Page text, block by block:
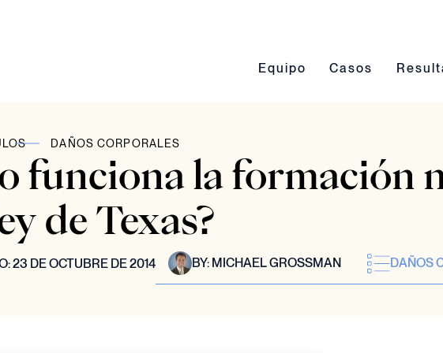
Conmutación del submenú
Equipo Conmutación del
Casos
DAÑOS CORPORALES
funciona la formación
de Texas?
23 DE OCTUBRE DE 2014 BY: MICHAEL GROSSMAN DAÑOS